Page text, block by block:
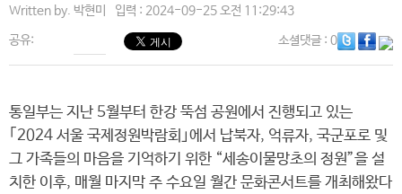
Written by. 박현미 입력 : 2024-09-25 오전 11:29:43
공유: 소셜댓글: 0
통일부는 지난 5월부터 한강 뚝섬 공원에서 진행되고 있는
｢2024 서울 국제정원박람회｣에서 납북자, 억류자, 국군포로 및
그 가족들의 마음을 기억하기 위한 “세송이물망초의 정원”을 설
치한 이후, 매월 마지막 주 수요일 월간 문화콘서트를 개최해왔다